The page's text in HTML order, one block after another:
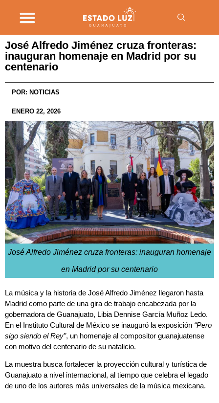
José Alfredo Jiménez cruza fronteras:
inauguran homenaje en Madrid por su
centenario
POR: NOTICIAS
ENERO 22, 2026
José Alfredo Jiménez cruza fronteras: inauguran homenaje
en Madrid por su centenario
La música y la historia de José Alfredo Jiménez llegaron hasta
Madrid como parte de una gira de trabajo encabezada por la
gobernadora de Guanajuato, Libia Dennise García Muñoz Ledo.
En el Instituto Cultural de México se inauguró la exposición “Pero
sigo siendo el Rey”, un homenaje al compositor guanajuatense
con motivo del centenario de su natalicio.
La muestra busca fortalecer la proyección cultural y turística de
Guanajuato a nivel internacional, al tiempo que celebra el legado
de uno de los autores más universales de la música mexicana.